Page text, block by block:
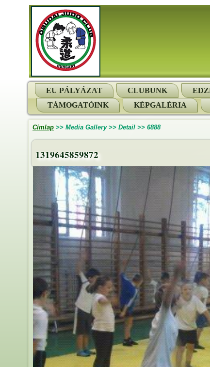
EU PÁLYÁZAT CLUBUNK
TÁMOGATÓINK
KÉPGALÉRIA
Címlap >> Media Gallery>> Detail >> 6888
1319645859872